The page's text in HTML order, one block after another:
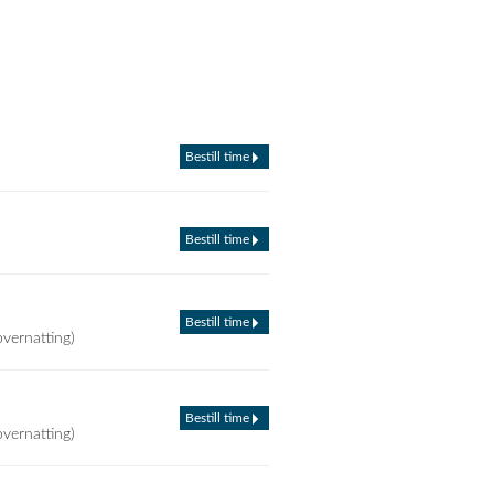
Bestill time
Bestill time
Bestill time
Bestill time